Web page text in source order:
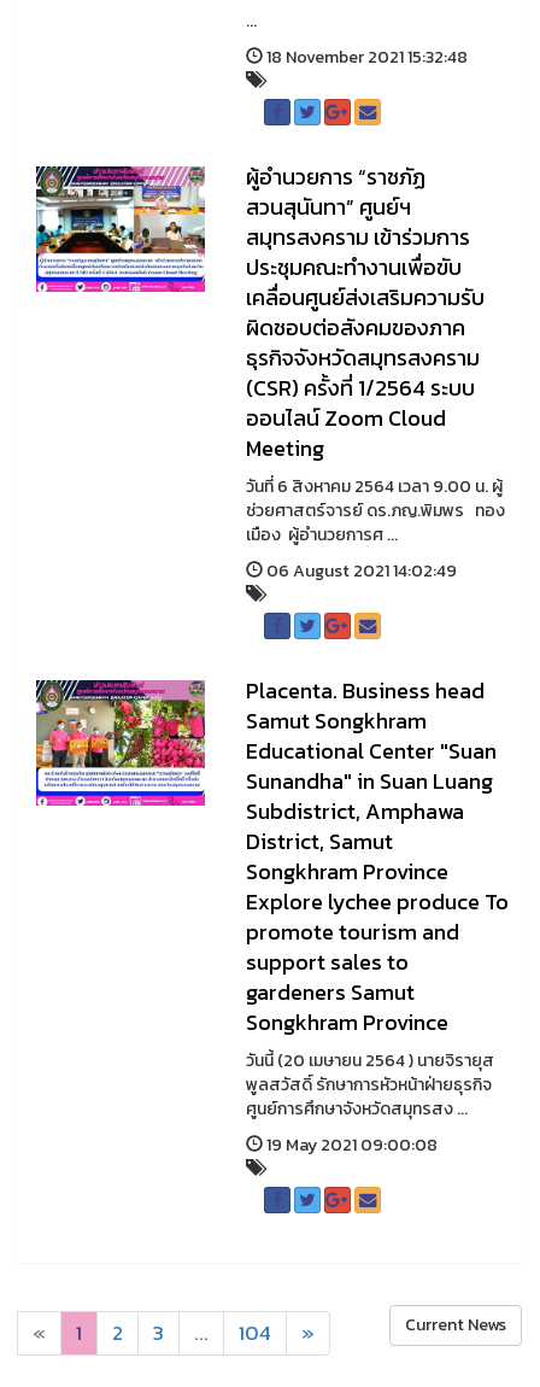
...
18 November 2021 15:32:48
ผู้อำนวยการ “ราชภัฏ
สวนสุนันทา” ศูนย์ฯ
สมุทรสงคราม เข้าร่วมการ
ประชุมคณะทำงานเพื่อขับ
เคลื่อนศูนย์ส่งเสริมความรับ
ผิดชอบต่อสังคมของภาค
ธุรกิจจังหวัดสมุทรสงคราม
(CSR) ครั้งที่ 1/2564 ระบบ
ออนไลน์ Zoom Cloud
Meeting
วันที่ 6 สิงหาคม 2564 เวลา 9.00 น. ผู้
ช่วยศาสตร์จารย์ ดร.ภญ.พิมพร ทอง
เมือง ผู้อำนวยการศ ...
06 August 2021 14:02:49
Placenta. Business head
Samut Songkhram
Educational Center "Suan
Sunandha" in Suan Luang
Subdistrict, Amphawa
District, Samut
Songkhram Province
Explore lychee produce To
promote tourism and
support sales to
gardeners Samut
Songkhram Province
วันนี้ (20 เมษายน 2564 ) นายจิรายุส
พูลสวัสดิ์ รักษาการหัวหน้าฝ่ายธุรกิจ
ศูนย์การศึกษาจังหวัดสมุทรสง ...
19 May 2021 09:00:08
« 1 2 3 ... 104 » Current News